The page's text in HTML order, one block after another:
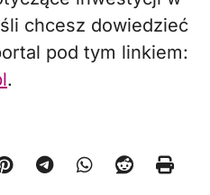
chcesz dowiedzieć
pod tym linkiem:
.